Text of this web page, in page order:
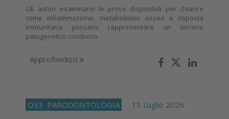
Gli autori esaminano le prove disponibili per chiarire
come infiammazione, metabolismo osseo e risposta
immunitaria possano rappresentare un terreno
patogenetico condiviso
Approfondisci
O33 PARODONTOLOGIA 13 Luglio 2026